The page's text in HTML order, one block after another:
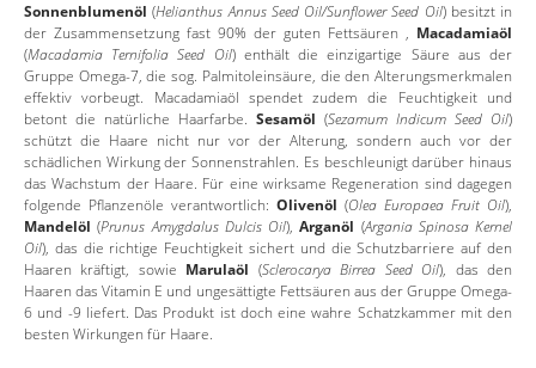
Sonnenblumenöl (Helianthus Annus Seed Oil/Sunflower Seed Oil) besitzt in
der Zusammensetzung fast 90% der guten Fettsäuren , Macadamiaöl
(Macadamia Ternifolia Seed Oil) enthält die einzigartige Säure aus der
Gruppe Omega-7, die sog. Palmitoleinsäure, die den Alterungsmerkmalen
effektiv vorbeugt. Macadamiaöl spendet zudem die Feuchtigkeit und
betont die natürliche Haarfarbe. Sesamöl (Sezamum Indicum Seed Oil)
schützt die Haare nicht nur vor der Alterung, sondern auch vor der
schädlichen Wirkung der Sonnenstrahlen. Es beschleunigt darüber hinaus
das Wachstum der Haare. Für eine wirksame Regeneration sind dagegen
folgende Pflanzenöle verantwortlich: Olivenöl (Olea Europaea Fruit Oil),
Mandelöl (Prunus Amygdalus Dulcis Oil),Arganöl (Argania Spinosa Kernel
Oil), das die richtige Feuchtigkeit sichert und die Schutzbarriere auf den
Haaren kräftigt, sowie Marulaöl (Sclerocarya Birrea Seed Oil), das den
Haaren das Vitamin E und ungesättigte Fettsäuren aus der Gruppe Omega-
6 und -9 liefert. Das Produkt ist doch eine wahre Schatzkammer mit den
besten Wirkungen für Haare.